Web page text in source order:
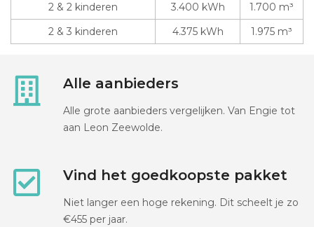
2 & 2 kinderen
3.400 kWh
1.700 m³
2 & 3 kinderen
4.375 kWh 1.975 m³
Alle aanbieders
Alle grote aanbieders vergelijken. Van Engie tot
aan Leon Zeewolde.
Vind het goedkoopste pakket
Niet langer een hoge rekening. Dit scheelt je zo
€455 per jaar.